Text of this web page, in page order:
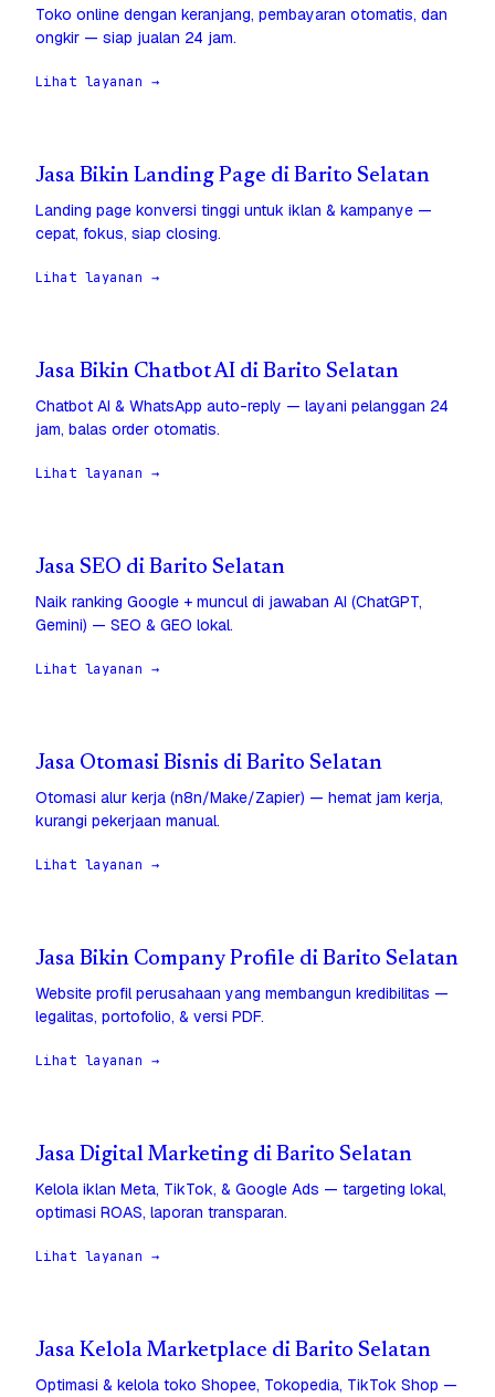
Toko online dengan keranjang, pembayaran otomatis, dan
ongkir — siap jualan 24 jam.
Lihat layanan →
Jasa Bikin Landing Page di Barito Selatan
Landing page konversi tinggi untuk iklan & kampanye —
cepat, fokus, siap closing.
Lihat layanan →
Jasa Bikin Chatbot AI di Barito Selatan
Chatbot AI & WhatsApp auto-reply — layani pelanggan 24
jam, balas order otomatis.
Lihat layanan →
Jasa SEO di Barito Selatan
Naik ranking Google + muncul di jawaban AI (ChatGPT,
Gemini) — SEO & GEO lokal.
Lihat layanan →
Jasa Otomasi Bisnis di Barito Selatan
Otomasi alur kerja (n8n/Make/Zapier) — hemat jam kerja,
kurangi pekerjaan manual.
Lihat layanan →
Jasa Bikin Company Profile di Barito Selatan
Website profil perusahaan yang membangun kredibilitas —
legalitas, portofolio, & versi PDF.
Lihat layanan →
Jasa Digital Marketing di Barito Selatan
Kelola iklan Meta, TikTok, & Google Ads — targeting lokal,
optimasi ROAS, laporan transparan.
Lihat layanan →
Jasa Kelola Marketplace di Barito Selatan
Optimasi & kelola toko Shopee, Tokopedia, TikTok Shop —